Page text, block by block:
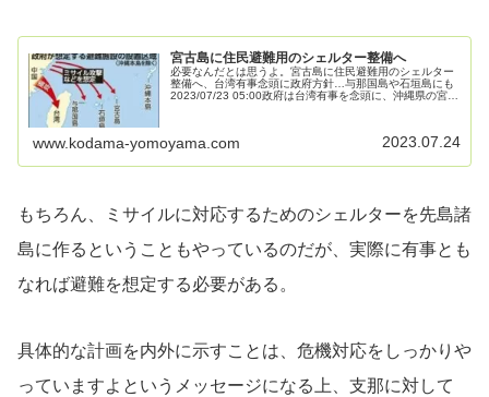
宮古島に住民避難用のシェルター整備へ
必要なんだとは思うよ。宮古島に住民避難用のシェルター
整備へ、台湾有事念頭に政府方針…与那国島や石垣島にも
2023/07/23 05:00政府は台湾有事を念頭に、沖縄県の宮古
www.kodama-yomoyama.com 2023.07.24
もちろん、ミサイルに対応するためのシェルターを先島諸
島に作るということもやっているのだが、実際に有事とも
なれば避難を想定する必要がある。
具体的な計画を内外に示すことは、危機対応をしっかりや
っていますよというメッセージになる上、支那に対して